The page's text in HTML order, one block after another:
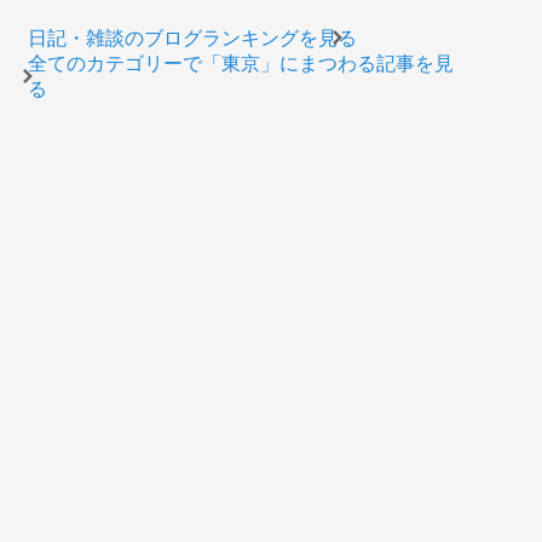
日記・雑談のブログランキングを見る
全てのカテゴリーで「東京」にまつわる記事を見
る